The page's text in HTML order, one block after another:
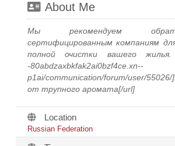
About Me
Мы рекомендуем
сертифицированным компаниям
полной очистки вашего жилья.
-80abdzaxbkfak2ai0bzf4ce.xn--
p1ai/communication/forum/user/55026/
от трупного аромата[/url]
Location
Russian Federation